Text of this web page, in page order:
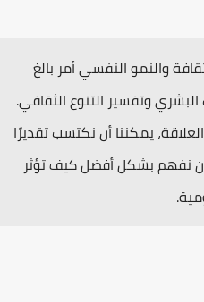
والنمو النفسي أمر بالغ
وتفسير التنوع الثقافي.
يمكننا أن نكتسب تقديرًا
نفهم بشكل أفضل كيف تؤثر